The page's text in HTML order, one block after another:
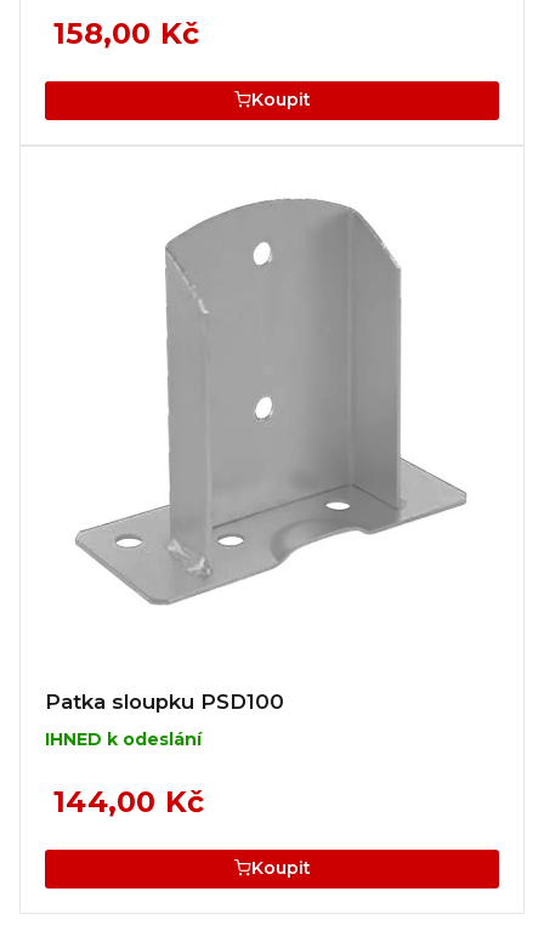
158,00 Kč
Koupit
Patka sloupku PSD100
IHNED k odeslání
144,00 Kč
Koupit